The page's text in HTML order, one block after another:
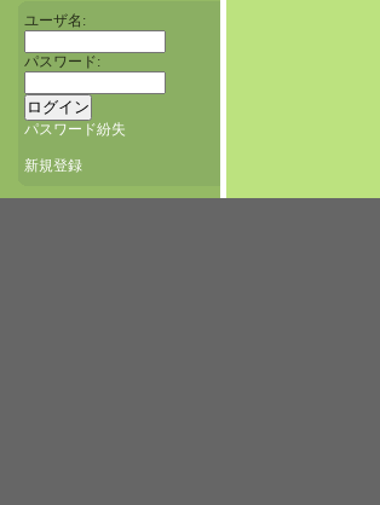
ユーザ名:
パスワード:
パスワード紛失
新規登録